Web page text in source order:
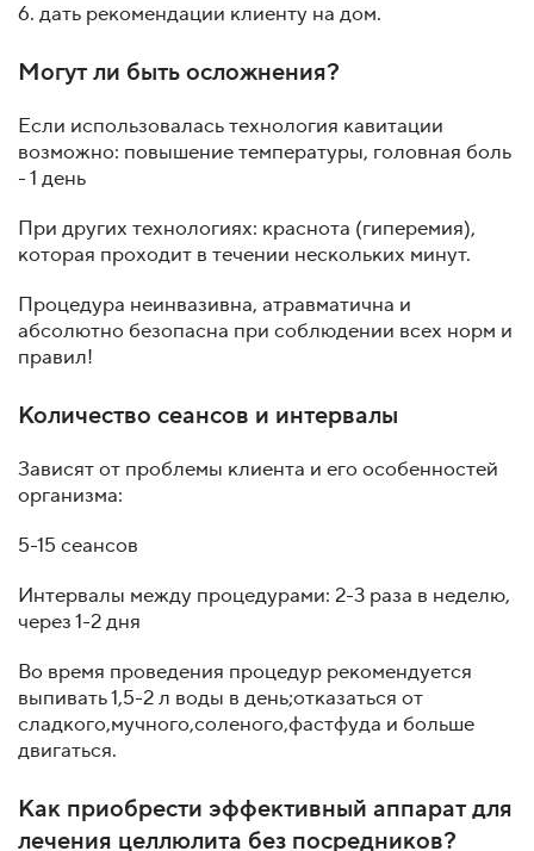
6. дать рекомендации клиенту на дом.
Могут ли быть осложнения?
Если использовалась технология кавитации
возможно: повышение температуры, головная боль
- 1 день
При других технологиях: краснота (гиперемия),
которая проходит в течении нескольких минут.
Процедура неинвазивна, атравматична и
абсолютно безопасна при соблюдении всех норм и
правил!
Количество сеансов и интервалы
Зависят от проблемы клиента и его особенностей
организма:
5-15 сеансов
Интервалы между процедурами: 2-3 раза в неделю,
через 1-2 дня
Во время проведения процедур рекомендуется
выпивать 1,5-2 л воды в день;отказаться от
сладкого,мучного,соленого,фастфуда и больше
двигаться.
Как приобрести эффективный аппарат для
лечения целлюлита без посредников?